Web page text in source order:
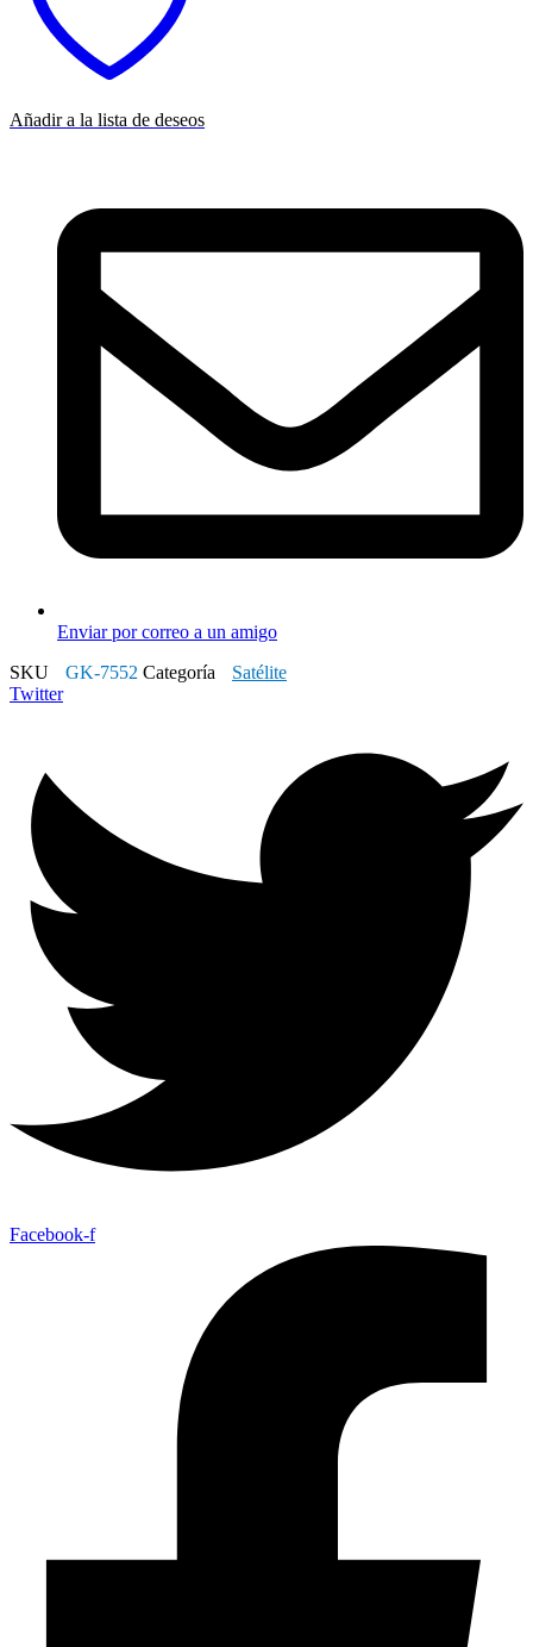
Añadir a la lista de deseos
Enviar por correo a un amigo
SKU
GK-7552 Categoría
Satélite
Twitter
Facebook-f